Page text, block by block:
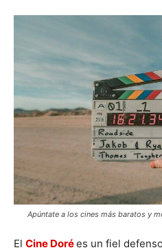
Apúntate a los cines más baratos y
El Cine Dorées un fiel